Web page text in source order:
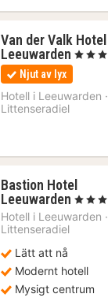
Van der Valk Hotel
Leeuwarden 1
1128
, 4
Njut av lyx
Hotell i Leeuwarden ·
Littenseradiel
Bastion Hotel
Leeuwarden 1
natt
, 3
Hotell i Leeuwarden ·
Littenseradiel
Lätt att nå
Modernt hotell
Mysigt centrum